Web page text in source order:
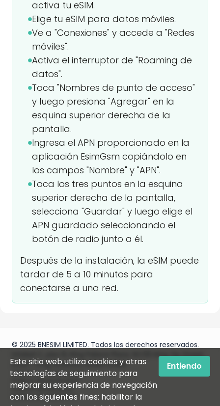
activa tu eSIM.
Elige tu eSIM para datos móviles.
Ve a "Conexiones" y accede a "Redes
móviles".
Activa el interruptor de "Roaming de
datos".
Toca "Nombres de punto de acceso"
y luego presiona "Agregar" en la
esquina superior derecha de la
pantalla.
Ingresa el APN proporcionado en la
aplicación EsimGsm copiándolo en
los campos "Nombre" y "APN".
Toca los tres puntos en la esquina
superior derecha de la pantalla,
selecciona "Guardar" y luego elige el
APN guardado seleccionando el
botón de radio junto a él.
Después de la instalación, la eSIM puede
tardar de 5 a 10 minutos para
conectarse a una red.
Este sitio web utiliza cookies y otras
tecnologías de seguimiento para
mejorar su experiencia de navegación
con los siguientes fines: habilitar la
Entiendo
© 2025 BNESIM LIMITED. Todos los derechos reservados.
Unidad C, piso 8, King Palace Plaza, NO:55 King Yip Street,
Kwun Tong, Kowloon, HONG KONG
Términos y condiciones
Política de privacidad
Política de uso justo
Política de reembolso